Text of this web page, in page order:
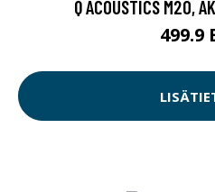
Q ACOUSTICS M20,
499.9